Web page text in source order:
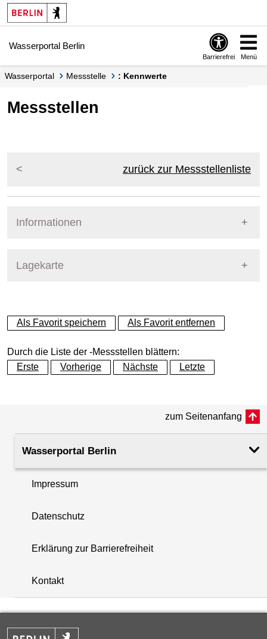
Springe zur Navigation
Springe zum Inhalt
Wasserportal Berlin
Barrierefrei Menü
Wasserportal Messstelle : Kennwerte
Messstellen
zurück zur Messstellenliste
Informationen
Lagekarte
+
−
+
−
Als Favorit speichern Als Favorit entfernen
Durch die Liste der -Messstellen blättern:
Erste
Vorherige Nächste Letzte
zum Seitenanfang
Wasserportal Berlin
Impressum
Datenschutz
Erklärung zur Barrierefreiheit
Kontakt